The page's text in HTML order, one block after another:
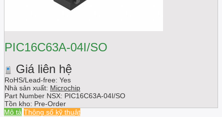
PIC16C63A-04I/SO
Giá liên hệ
RoHS/Lead-free: Yes
Nhà sản xuất: Microchip
Part Number NSX: PIC16C63A-04I/SO
Tồn kho: Pre-Order
Mô tả Thông số kỹ thuật